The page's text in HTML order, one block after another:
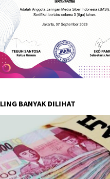
BANYAK DILIHAT